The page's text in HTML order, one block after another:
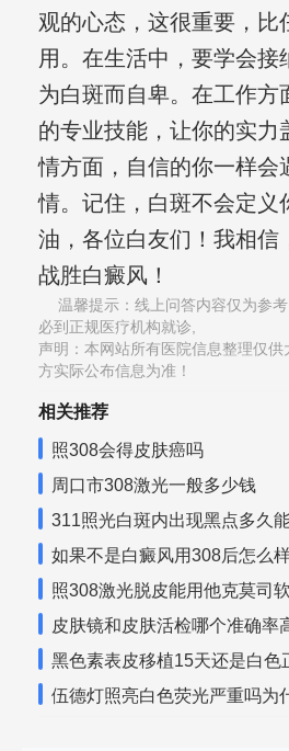
观的心态，这很重要，比
用。在生活中，要学会接
为白斑而自卑。在工作方
的专业技能，让你的实力
情方面，自信的你一样会
情。记住，白斑不会定义
油，各位白友们！我相信
战胜白癜风！
温馨提示：线上问答内容仅为参
必到正规医疗机构就诊,
声明：本网站所有医院信息整理仅
方实际公布信息为准！
相关推荐
照308会得皮肤癌吗
周口市308激光一般多少钱
311照光白斑内出现黑点多久
如果不是白癜风用308后怎么
照308激光脱皮能用他克莫司
皮肤镜和皮肤活检哪个准确率
黑色素表皮移植15天还是白色
伍德灯照亮白色荧光严重吗为